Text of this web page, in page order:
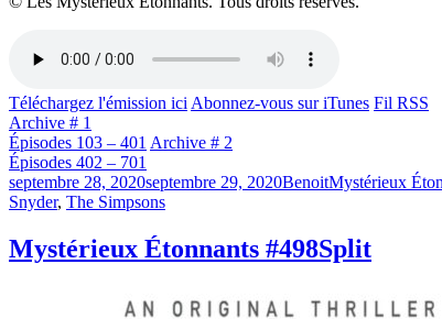
Téléchargez l'émission ici Abonnez-vous sur iTunes Fil RSS
Archive # 1
Épisodes 103 – 401 Archive # 2
Épisodes 402 – 701
Publié
le
septembre 28, 2020septembre 29, 2020BenoitCatégories
Mystérieux
Snyder, The Simpsons
Mystérieux Étonnants #498Split